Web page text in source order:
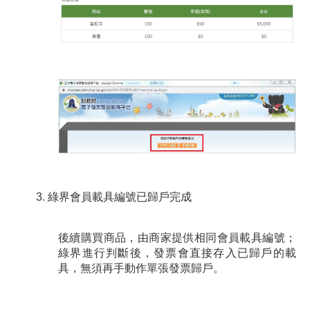
3. 綠界會員載具編號已歸戶完成
後續購買商品，由商家提供相同會員載具編號；
綠界進行判斷後，發票會直接存入已歸戶的載
具，無須再手動作單張發票歸戶。